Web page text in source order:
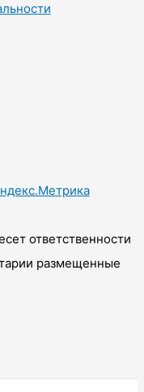
ответственности
размещенные